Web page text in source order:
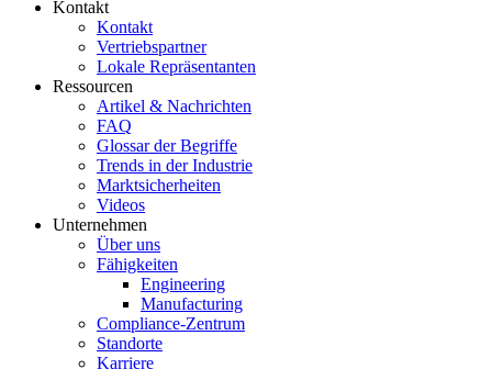
Kontakt
Kontakt
Vertriebspartner
Lokale Repräsentanten
Ressourcen
Artikel & Nachrichten
FAQ
Glossar der Begriffe
Trends in der Industrie
Marktsicherheiten
Videos
Unternehmen
Über uns
Fähigkeiten
Engineering
Manufacturing
Compliance-Zentrum
Standorte
Karriere